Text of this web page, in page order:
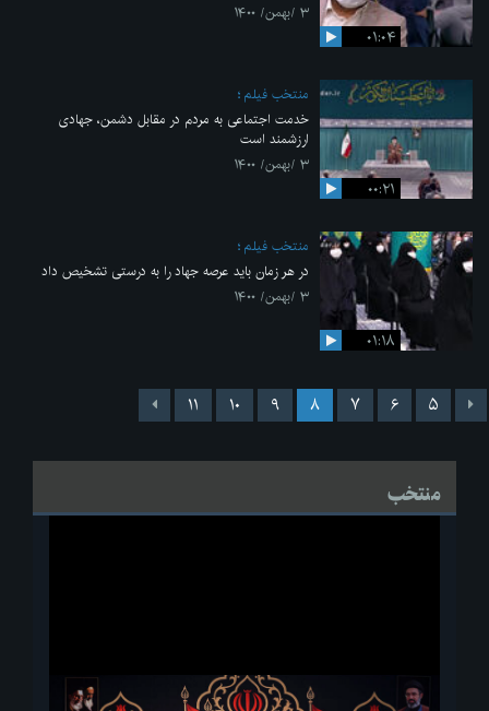
۰۱:۰۴
۳ /بهمن/ ۱۴۰۰
۰۰:۲۱
منتخب فیلم
خدمت اجتماعی به مردم در مقابل دشمن، جهادی
ارزشمند است
۳ /بهمن/ ۱۴۰۰
۰۱:۱۸
منتخب فیلم
در هر زمان باید عرصه جهاد را به درستی تشخیص داد
۳ /بهمن/ ۱۴۰۰
۵ ۶ ۷ ۸ ۹ ۱۰ ۱۱
منتخب